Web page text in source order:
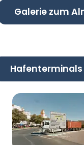
Galerie zum